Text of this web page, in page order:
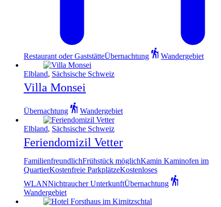
Restaurant oder GaststätteÜbernachtung Wandergebiet
Elbland, Sächsische Schweiz
Villa Monsei
Übernachtung Wandergebiet
Elbland, Sächsische Schweiz
Feriendomizil Vetter
FamilienfreundlichFrühstück möglichKamin Kaminofen im
QuartierKostenfreie ParkplätzeKostenloses
WLANNichtraucher UnterkunftÜbernachtung
Wandergebiet